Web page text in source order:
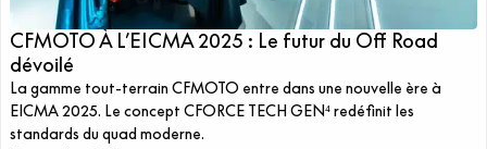
CFMOTO À L’EICMA 2025 : Le futur du Off Road
dévoilé
La gamme tout-terrain CFMOTO entre dans une nouvelle ère à
EICMA 2025. Le concept CFORCE TECH GEN⁴ redéfinit les
standards du quad moderne.